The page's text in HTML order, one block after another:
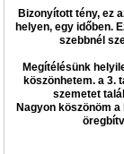
Bizonyított tény, ez
helyen, egy időben.
szebbnél
Megítélésünk
köszönhetem. a 3.
szemetet
Nagyon köszönöm